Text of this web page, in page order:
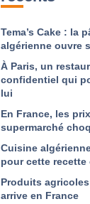
Tema’s Cake : la
algérienne ouvre
À Paris, un
confidentiel qui
lui
En France, les
supermarché
Cuisine
pour cette recette
Produits
arrive en France